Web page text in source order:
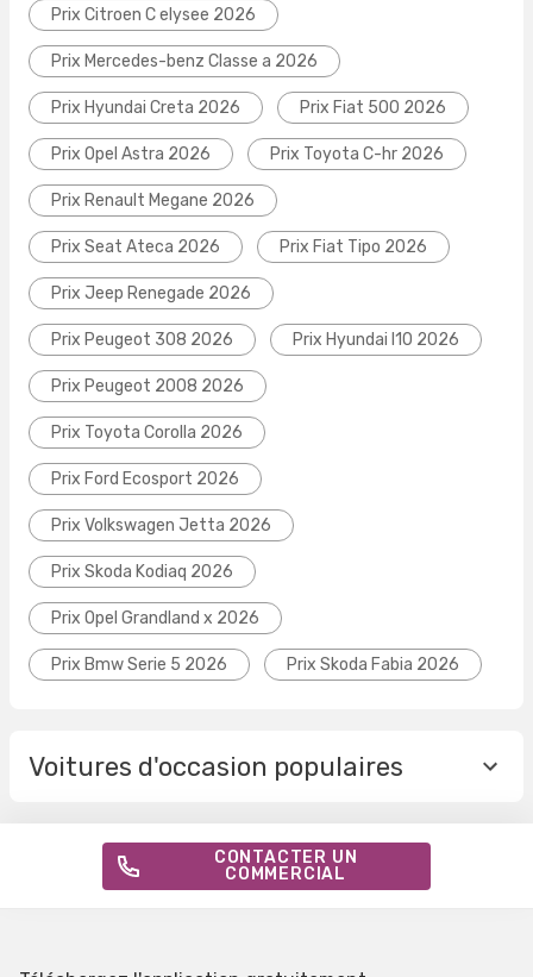
Prix Citroen C elysee 2026
Prix Mercedes-benz Classe a 2026
Prix Hyundai Creta 2026 Prix Fiat 500 2026
Prix Opel Astra 2026 Prix Toyota C-hr 2026
Prix Renault Megane 2026
Prix Seat Ateca 2026 Prix Fiat Tipo 2026
Prix Jeep Renegade 2026
Prix Peugeot 308 2026 Prix Hyundai I10 2026
Prix Peugeot 2008 2026
Prix Toyota Corolla 2026
Prix Ford Ecosport 2026
Prix Volkswagen Jetta 2026
Prix Skoda Kodiaq 2026
Prix Opel Grandland x 2026
Prix Bmw Serie 5 2026 Prix Skoda Fabia 2026
Voitures d'occasion populaires
CONTACTER UN
COMMERCIAL